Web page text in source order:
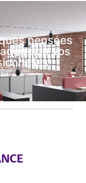
pensées
et à vos